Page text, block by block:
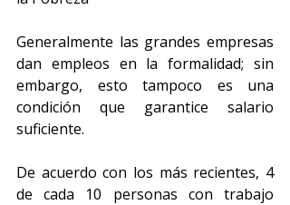
Generalmente las grandes empresas
dan empleos en la formalidad; sin
embargo, esto tampoco es una
condición que garantice salario
suficiente.
De acuerdo con los más recientes, 4
de cada 10 personas con trabajo